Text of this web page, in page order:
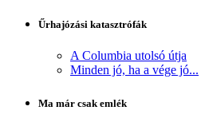
Űrhajózási katasztrófák
A Columbia utolsó útja
Minden jó, ha a vége jó...
Ma már csak emlék